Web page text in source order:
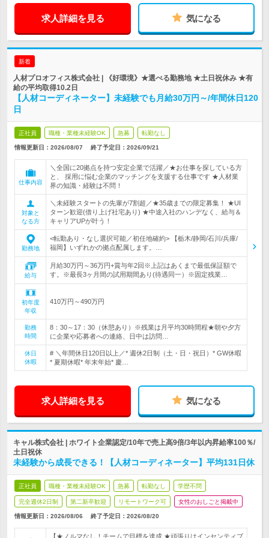
求人詳細を見る 気になる
新着
人材プロオフィス株式会社 | 《好環境》★選べる勤務地 ★土日祝休み ★有
給の平均取得10.2日
【人材コーディネーター】未経験でも月給30万円～/年間休日120
日
正社員 職種・業種未経験OK 急募 転勤なし
情報更新日：2026/08/07 終了予定日： 2026/09/21
仕事内容
＼全国に20拠点を持つ安定企業で活躍／★お仕事を探している方
と、 採用に悩む企業のマッチングを支援する仕事です ★人材業
界の知識・経験は不問！
対象と
なる方
＼未経験スタートの先輩が7割超／★35歳までの限定募集！ ★UI
ターン歓迎(借り上げ社宅あり) ★中途入社のハンデなく、給与＆
キャリアUPが叶う！
勤務地
<転勤あり・なし選択可能／初任地確約> 【栃木/静岡/石川/兵庫/
福岡】いずれかの拠点配属します。…
給与
月給30万円～36万円+賞与年2回※上記はあくまで最低保証額で
す。※最長3ヶ月間の試用期間あり(待遇同一）※固定残業…
初年度
年収
410万円～490万円
勤務
時間
8：30～17：30（休憩あり）※残業は月平均30時間程★朝や夕方
に企業や応募者への連絡、日中は訪問…
休日
休暇
# ＼年間休日120日以上／* 週休2日制（土・日・祝日）* GW休暇
* 夏期休暇* 年末年始* 慶…
求人詳細を見る 気になる
キャル株式会社 | ホワイト企業認定/10年で売上高9倍/3年以内昇給率100％/
土日祝休
未経験から成長できる！【人材コーディネーター】平均131日休
正社員 職種・業種未経験OK 急募 転勤なし 学歴不問
完全週休2日制 第二新卒歓迎 リモートワーク可 女性のおしごと掲載中
情報更新日：2026/08/06 終了予定日： 2026/08/20
【★ノルマなし！チームで目標を達成 ★頑張りはインセンティブ